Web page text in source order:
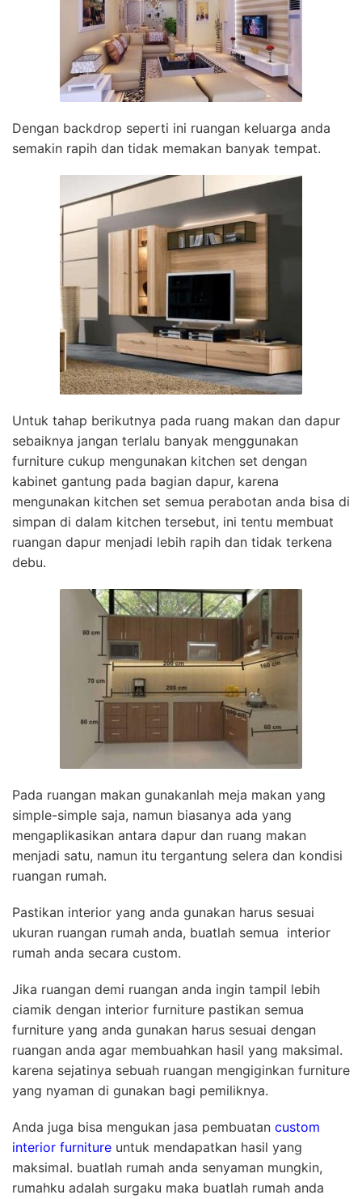
Dengan backdrop seperti ini ruangan keluarga anda
semakin rapih dan tidak memakan banyak tempat.
Untuk tahap berikutnya pada ruang makan dan dapur
sebaiknya jangan terlalu banyak menggunakan
furniture cukup mengunakan kitchen set dengan
kabinet gantung pada bagian dapur, karena
mengunakan kitchen set semua perabotan anda bisa di
simpan di dalam kitchen tersebut, ini tentu membuat
ruangan dapur menjadi lebih rapih dan tidak terkena
debu.
Pada ruangan makan gunakanlah meja makan yang
simple-simple saja, namun biasanya ada yang
mengaplikasikan antara dapur dan ruang makan
menjadi satu, namun itu tergantung selera dan kondisi
ruangan rumah.
Pastikan interior yang anda gunakan harus sesuai
ukuran ruangan rumah anda, buatlah semua interior
rumah anda secara custom.
Jika ruangan demi ruangan anda ingin tampil lebih
ciamik dengan interior furniture pastikan semua
furniture yang anda gunakan harus sesuai dengan
ruangan anda agar membuahkan hasil yang maksimal.
karena sejatinya sebuah ruangan mengiginkan furniture
yang nyaman di gunakan bagi pemiliknya.
Anda juga bisa mengukan jasa pembuatan custom
interior furniture untuk mendapatkan hasil yang
maksimal. buatlah rumah anda senyaman mungkin,
rumahku adalah surgaku maka buatlah rumah anda